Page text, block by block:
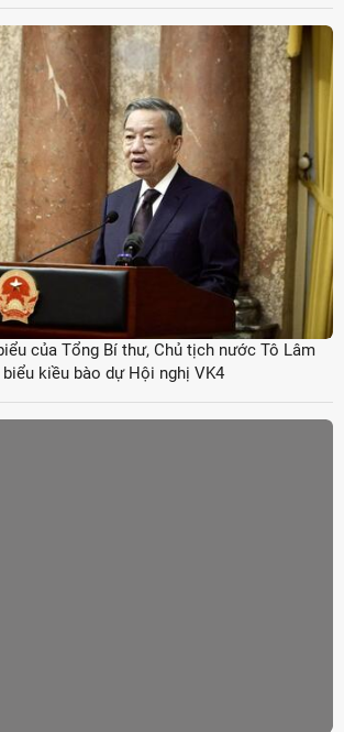
của Tổng Bí thư, Chủ tịch nước Tô Lâm
kiều bào dự Hội nghị VK4